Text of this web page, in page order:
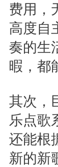
费用，
高度自
奏的生
暇，都
其次，
乐点歌
还能根
新的新